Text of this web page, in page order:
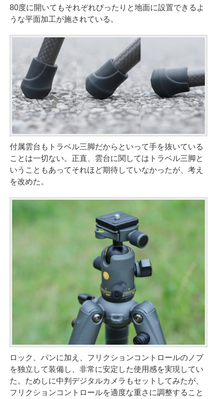
80度に開いてもそれぞれぴったりと地面に設置できるよ
うな平面加工が施されている。
付属雲台もトラベル三脚だからといって手を抜いている
ことは一切ない。正直、雲台に関してはトラベル三脚と
いうこともあってそれほど期待していなかったが、考え
を改めた。
ロック、パンに加え、フリクションコントロールのノブ
を独立して装備し、非常に安定した使用感を実現してい
た。ためしに中判デジタルカメラもセットしてみたが、
フリクションコントロールを適度な重さに調整すること